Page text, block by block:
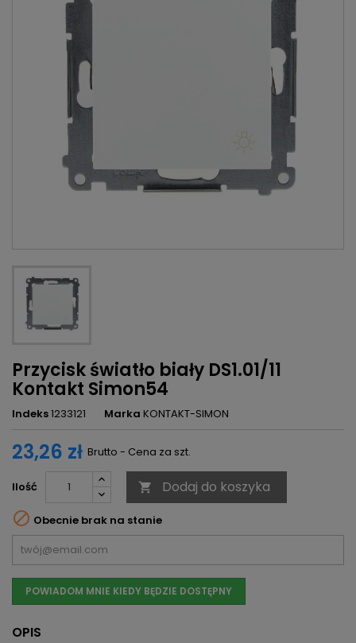
Przycisk światło biały DS1.01/11
Kontakt Simon54
Indeks1233121 Marka KONTAKT-SIMON
23,26 zł Brutto - Cena za szt.
Ilość  Dodaj do koszyka
 Obecnie brak na stanie
POWIADOM MNIE KIEDY BĘDZIE DOSTĘPNY
OPIS